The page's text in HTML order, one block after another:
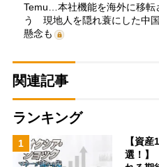
Temu…本社機能を海外に移転
う 現地人を隠れ蓑にした中
懸念も
関連記事
ランキング
1
【資
選！】